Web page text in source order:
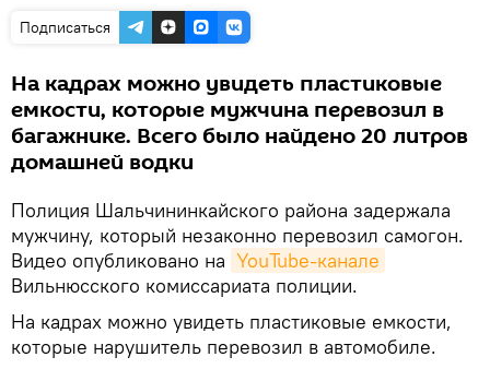
Подписаться
На кадрах можно увидеть пластиковые
емкости, которые мужчина перевозил в
багажнике. Всего было найдено 20 литров
домашней водки
Полиция Шальчининкайского района задержала
мужчину, который незаконно перевозил самогон.
Видео опубликовано на YouTube-канале
Вильнюсского комиссариата полиции.
На кадрах можно увидеть пластиковые емкости,
которые нарушитель перевозил в автомобиле.